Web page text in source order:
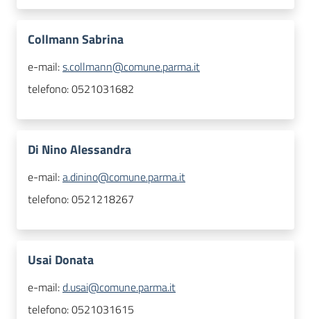
Collmann Sabrina
e-mail:s.collmann@comune.parma.it
telefono:0521031682
Di Nino Alessandra
e-mail:a.dinino@comune.parma.it
telefono:0521218267
Usai Donata
e-mail:d.usai@comune.parma.it
telefono:0521031615